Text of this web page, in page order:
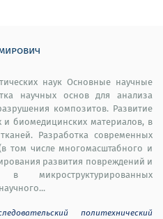
наук Основные научные
научных основ для анализа
композитов. Развитие
и биомедицинских материалов, в
Разработка современных
том числе многомасштабного и
развития повреждений и
микроструктурированных
политехнический